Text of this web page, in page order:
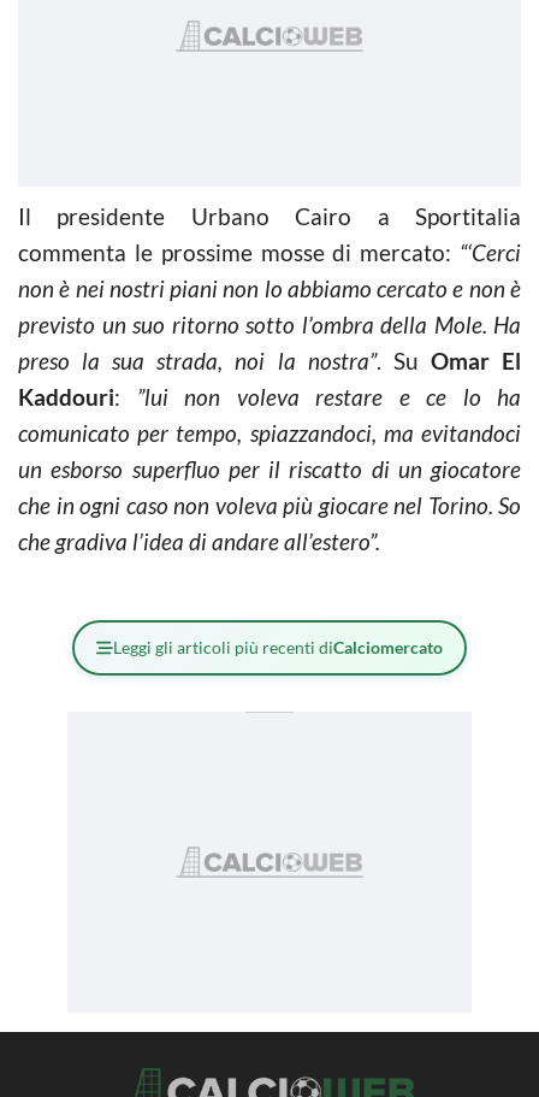
Il presidente Urbano Cairo a Sportitalia
commenta le prossime mosse di mercato: “‘Cerci
non è nei nostri piani non lo abbiamo cercato e non è
previsto un suo ritorno sotto l’ombra della Mole. Ha
preso la sua strada, noi la nostra”. Su Omar El
Kaddouri: ”lui non voleva restare e ce lo ha
comunicato per tempo, spiazzandoci, ma evitandoci
un esborso superfluo per il riscatto di un giocatore
che in ogni caso non voleva più giocare nel Torino. So
che gradiva l’idea di andare all’estero”.
Leggi gli articoli più recenti diCalciomercato